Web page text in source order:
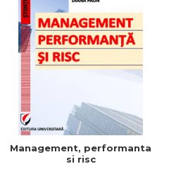
Management, performanta
si risc